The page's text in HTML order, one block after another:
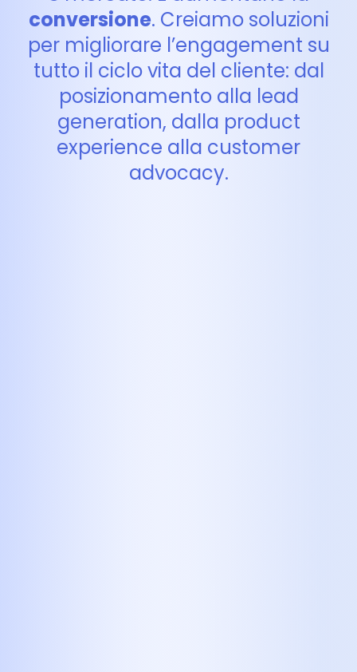
conversione. Creiamo soluzioni
per migliorare l’engagement su
tutto il ciclo vita del cliente: dal
posizionamento alla lead
generation, dalla product
experience alla customer
advocacy.